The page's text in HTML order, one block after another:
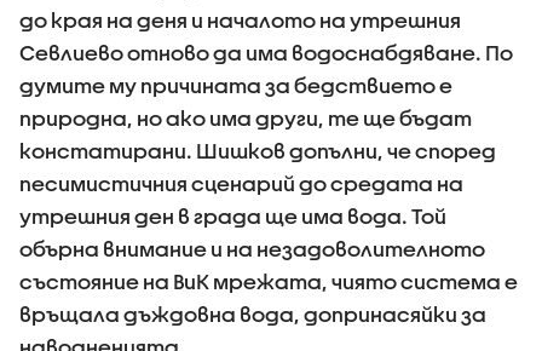
до края на деня и началото на утрешния
Севлиево отново да има водоснабдяване. По
думите му причината за бедствието е
природна, но ако има други, те ще бъдат
констатирани. Шишков допълни, че според
песимистичния сценарий до средата на
утрешния ден в града ще има вода. Той
обърна внимание и на незадоволителното
състояние на ВиК мрежата, чиято система е
връщала дъждовна вода, допринасяйки за